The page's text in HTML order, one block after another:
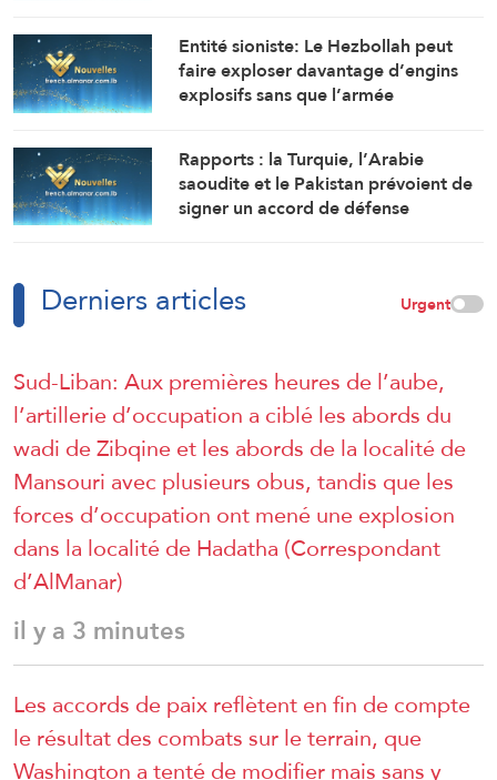
Entité sioniste: Le Hezbollah peut
faire exploser davantage d’engins
explosifs sans que l’armée
posés récemment ou au début de la
guerre. C’est extrêmement
préoccupant, et ce n’est que le
début (Maariv)
Rapports : la Turquie, l’Arabie
saoudite et le Pakistan prévoient de
signer un accord de défense
Derniers articles Urgent
Sud-Liban: Aux premières heures de l’aube,
l’artillerie d’occupation a ciblé les abords du
wadi de Zibqine et les abords de la localité de
Mansouri avec plusieurs obus, tandis que les
forces d’occupation ont mené une explosion
dans la localité de Hadatha (Correspondant
d’AlManar)
il y a 3 minutes
Les accords de paix reflètent en fin de compte
le résultat des combats sur le terrain, que
Washington a tenté de modifier mais sans y